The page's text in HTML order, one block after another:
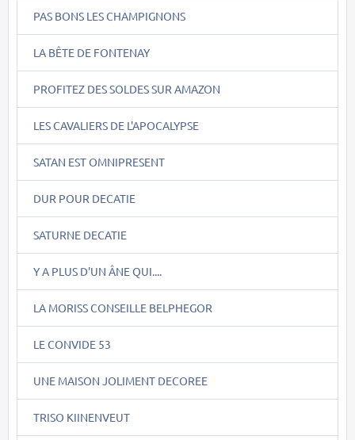
PAS BONS LES CHAMPIGNONS
LA BÊTE DE FONTENAY
PROFITEZ DES SOLDES SUR AMAZON
LES CAVALIERS DE L'APOCALYPSE
SATAN EST OMNIPRESENT
DUR POUR DECATIE
SATURNE DECATIE
Y A PLUS D'UN ÂNE QUI....
LA MORISS CONSEILLE BELPHEGOR
LE CONVIDE 53
UNE MAISON JOLIMENT DECOREE
TRISO KIINENVEUT